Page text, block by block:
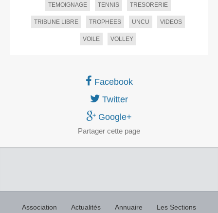
TEMOIGNAGE TENNIS TRESORERIE
TRIBUNE LIBRE TROPHEES UNCU VIDEOS
VOILE VOLLEY
Facebook
Twitter
Google+
Partager cette page
Association Actualités Annuaire Les Sections